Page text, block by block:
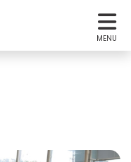
MENU